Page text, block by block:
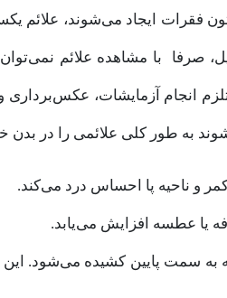
فقرات ایجاد می‌شوند، علائم
صرفا با مشاهده علائم
انجام آزمایشات، عکس‌برداری
به طور کلی علائمی را در بدن
و ناحیه پا احساس درد می‌کند.
یا عطسه افزایش می‌یابد.
به سمت پایین کشیده می‌شود.